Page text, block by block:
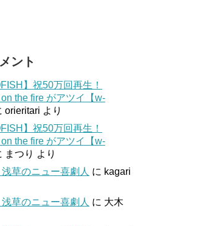
ント
】祝50万回再生！
the fire がアツイ【w-
orieritari より
】祝50万回再生！
the fire がアツイ【w-
まつり より
草のニュー喜劇人 に kagari
草のニュー喜劇人 に 大木